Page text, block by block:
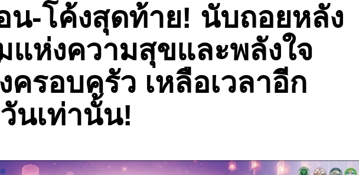
น-โค้งสุดท้าย! นับถอยหลัง
แห่งความสุขและพลังใจ
รอบครัว เหลือเวลาอีก
นเท่านั้น!